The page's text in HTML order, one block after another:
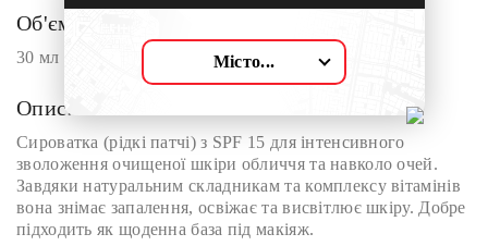
Об'єм:
30 мл
Опис:
Сироватка (рідкі патчі) з SPF 15 для інтенсивного
зволоження очищеної шкіри обличчя та навколо очей.
Завдяки натуральним складникам та комплексу вітамінів
вона знімає запалення, освіжає та висвітлює шкіру. Добре
підходить як щоденна база під макіяж.
Місто...